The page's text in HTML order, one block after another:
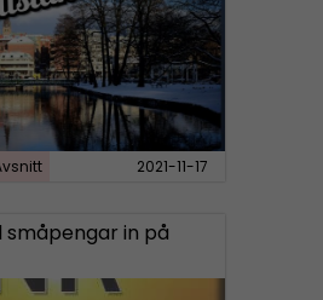
2021-11-17
småpengar in på